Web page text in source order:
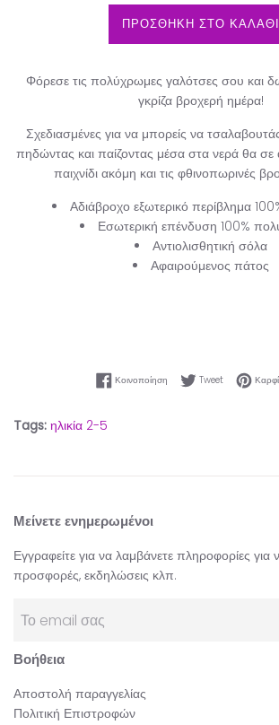
ΠΡΟΣΘΗΚΗ ΣΤΟ ΚΑΛΑΘΙ
Φόρεσε τις πολύχρωμες γαλότσες σου και
γκρίζα βροχερή ημέρα!
Σχεδιασμένες για να μπορείς να
πηδώντας και παίζοντας μέσα στα νερά θα
παιχνίδι ακόμη και τις φθινοπωρινές
Αδιάβροχο εξωτερικό περίβλημα
Εσωτερική επένδυση 100%
Αντιολισθητική σόλα
Αφαιρούμενος πάτος
Κοινοποίηση Κοινοποίηση στο
TweetTweet στο
Tags: ηλικία 2-5
Μείνετε ενημερωμένοι
Εγγραφείτε για να λαμβάνετε πληροφορίες για
προσφορές, εκδηλώσεις κλπ.
Βοήθεια
Αποστολή παραγγελίας
Πολιτική Επιστροφών